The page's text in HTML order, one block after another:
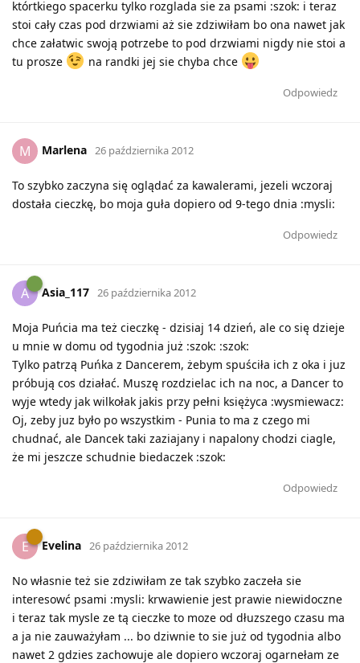
którtkiego spacerku tylko rozglada sie za psami :szok: i teraz
stoi cały czas pod drzwiami aż sie zdziwiłam bo ona nawet jak
chce załatwic swoją potrzebe to pod drzwiami nigdy nie stoi a
tu prosze
na randki jej sie chyba chce
Odpowiedz
M Marlena 26 października 2012
To szybko zaczyna się oglądać za kawalerami, jezeli wczoraj
dostała cieczkę, bo moja guła dopiero od 9-tego dnia :mysli:
Odpowiedz
A Asia_117 26 października 2012
Moja Puńcia ma też cieczkę - dzisiaj 14 dzień, ale co się dzieje
u mnie w domu od tygodnia już :szok: :szok:
Tylko patrzą Puńka z Dancerem, żebym spuściła ich z oka i juz
próbują cos działać. Muszę rozdzielac ich na noc, a Dancer to
wyje wtedy jak wilkołak jakis przy pełni księżyca :wysmiewacz:
Oj, zeby juz było po wszystkim - Punia to ma z czego mi
chudnać, ale Dancek taki zaziajany i napalony chodzi ciagle,
że mi jeszcze schudnie biedaczek :szok:
Odpowiedz
E Evelina 26 października 2012
No własnie też sie zdziwiłam ze tak szybko zaczeła sie
interesowć psami :mysli: krwawienie jest prawie niewidoczne
i teraz tak mysle ze tą cieczke to moze od dłuzszego czasu ma
a ja nie zauważyłam ... bo dziwnie to sie już od tygodnia albo
nawet 2 gdzies zachowuje ale dopiero wczoraj ogarnełam ze